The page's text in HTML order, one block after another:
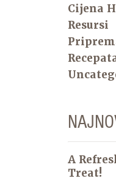
Cijena
Resursi
A
Treat!